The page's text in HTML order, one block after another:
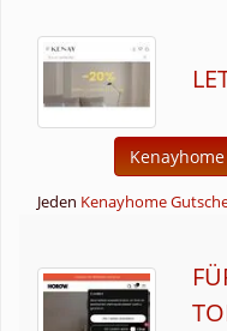
Jeden Kenayhome